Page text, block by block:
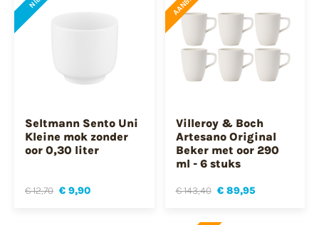
Seltmann Sento Uni
Kleine mok zonder
oor 0,30 liter
€ 12,70 € 9,90
Villeroy & Boch
Artesano Original
Beker met oor 290
ml - 6 stuks
€ 143,40 € 89,95